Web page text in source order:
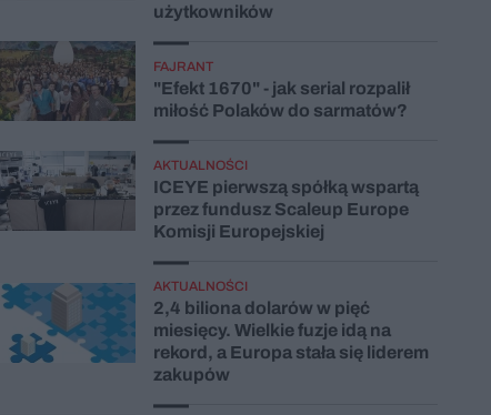
użytkowników
FAJRANT
"Efekt 1670" - jak serial rozpalił
miłość Polaków do sarmatów?
AKTUALNOŚCI
ICEYE pierwszą spółką wspartą
przez fundusz Scaleup Europe
Komisji Europejskiej
AKTUALNOŚCI
2,4 biliona dolarów w pięć
miesięcy. Wielkie fuzje idą na
rekord, a Europa stała się liderem
zakupów